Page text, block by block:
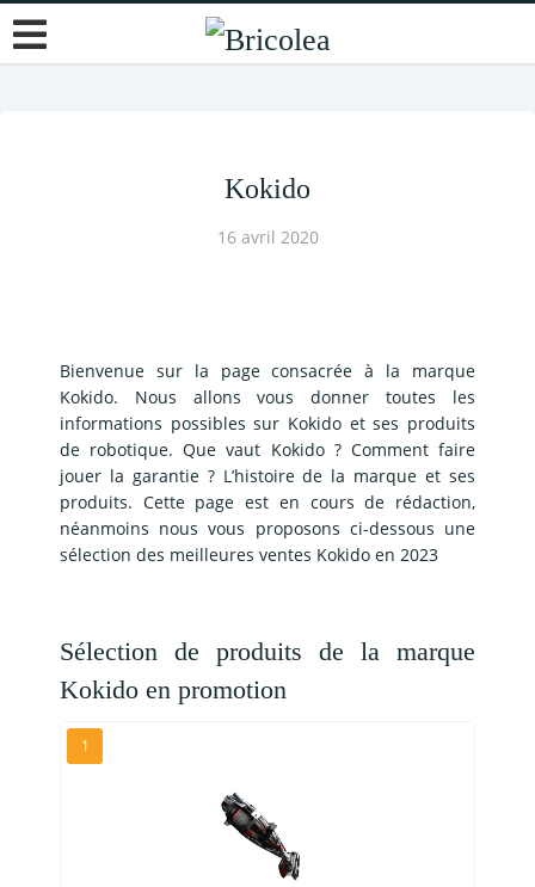
Kokido
16 avril 2020
Bienvenue sur la page consacrée à la marque
Kokido. Nous allons vous donner toutes les
informations possibles sur Kokido et ses produits
de robotique. Que vaut Kokido ? Comment faire
jouer la garantie ? L’histoire de la marque et ses
produits. Cette page est en cours de rédaction,
néanmoins nous vous proposons ci-dessous une
sélection des meilleures ventes Kokido en 2023
Sélection de produits de la marque
Kokido en promotion
1